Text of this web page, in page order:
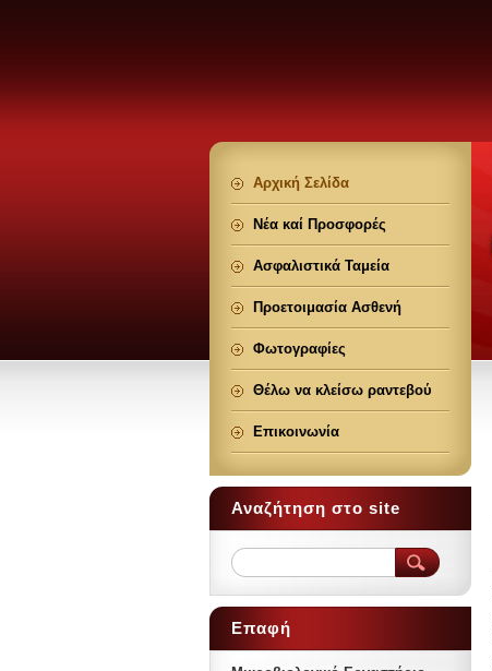
Αρχική Σελίδα
Νέα καί Προσφορές
Ασφαλιστικά Ταμεία
Προετοιμασία Ασθενή
Φωτογραφίες
Θέλω να κλείσω ραντεβού
Επικοινωνία
Αναζήτηση στο site
Επαφή